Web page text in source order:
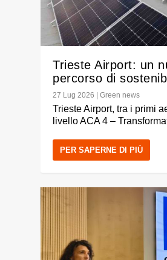
Trieste Airport: un
percorso di
27 Lug 2026 |Green news
Trieste Airport, tra i primi
livello ACA 4 –
PER SAPERNE DI PIÙ